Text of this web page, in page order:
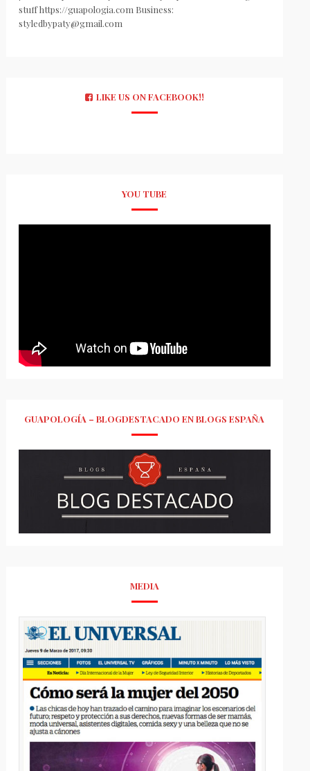
stuff https://guapologia.com Business:
styledbypaty@gmail.com
LIKE US ON FACEBOOK!!
YOU TUBE
GUAPOLOGÍA – BLOGDESTACADO EN BLOGS ESPAÑA
MEDIA